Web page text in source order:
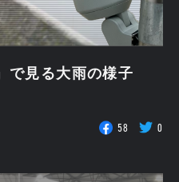
で見る大雨の様子
58 0